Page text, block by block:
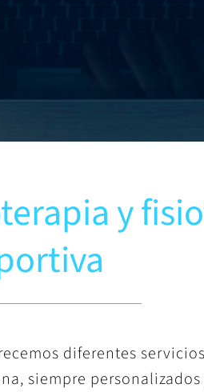
y
diferentes
siempre